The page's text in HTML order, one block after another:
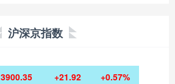
沪深京指数
3900.35 +21.92 +0.57%